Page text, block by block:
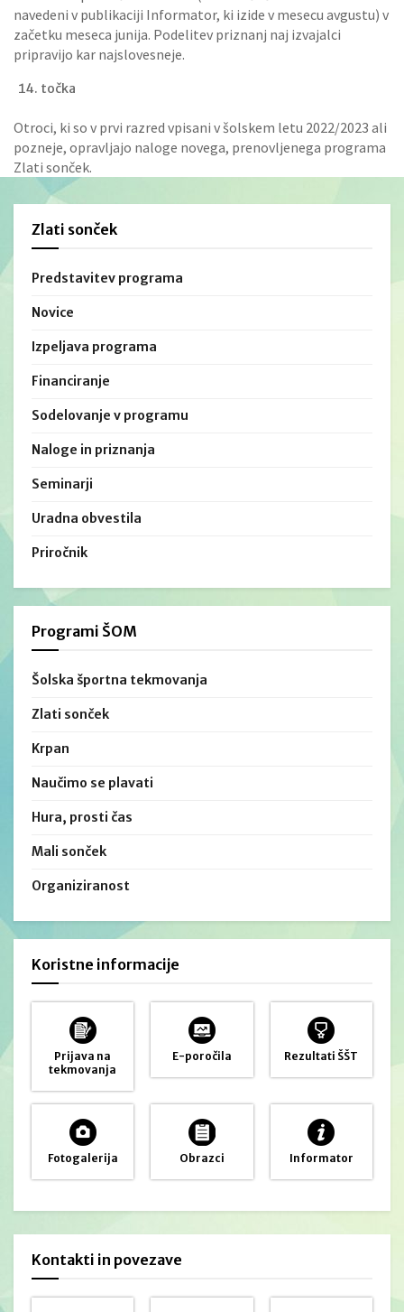
navedeni v publikaciji Informator, ki izide v mesecu avgustu) v
začetku meseca junija. Podelitev priznanj naj izvajalci
pripravijo kar najslovesneje.
točka
Otroci, ki so v prvi razred vpisani v šolskem letu 2022/2023 ali
pozneje, opravljajo naloge novega, prenovljenega programa
Zlati sonček.
Zlati sonček
Predstavitev programa
Novice
Izpeljava programa
Financiranje
Sodelovanje v programu
Naloge in priznanja
Seminarji
Uradna obvestila
Priročnik
Programi ŠOM
Šolska športna tekmovanja
Zlati sonček
Krpan
Naučimo se plavati
Hura, prosti čas
Mali sonček
Organiziranost
Koristne informacije
Prijava na
tekmovanja
E-poročila Rezultati ŠŠT
Fotogalerija Obrazci Informator
Kontakti in povezave